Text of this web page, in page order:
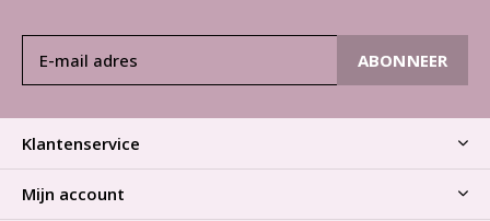
ABONNEER
Klantenservice
Mijn account